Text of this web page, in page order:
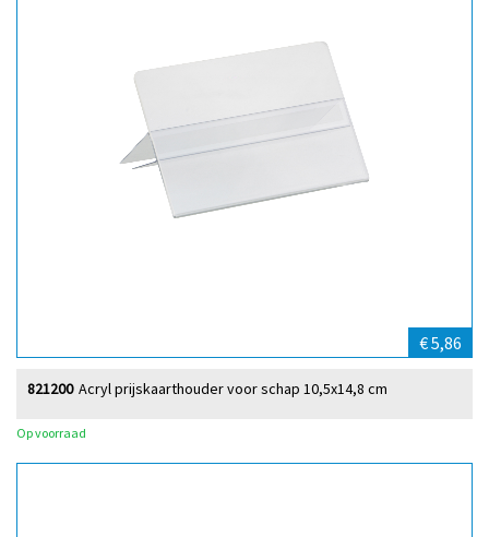
€ 5,86
Acryl prijskaarthouder voor schap 10,5x14,8 cm
821200
Op voorraad